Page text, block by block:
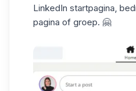
LinkedIn startpagina,
pagina of groep. 🤗